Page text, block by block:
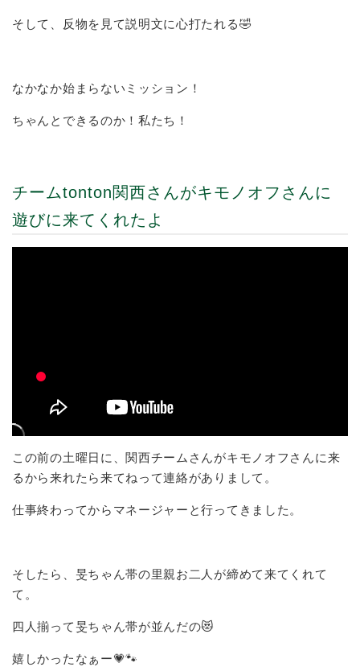
そして、反物を見て説明文に心打たれる🤣
なかなか始まらないミッション！
ちゃんとできるのか！私たち！
チームtonton関西さんがキモノオフさんに
遊びに来てくれたよ
この前の土曜日に、関西チームさんがキモノオフさんに来
るから来れたら来てねって連絡がありまして。
仕事終わってからマネージャーと行ってきました。
そしたら、旻ちゃん帯の里親お二人が締めて来てくれて
て。
四人揃って旻ちゃん帯が並んだの😻
嬉しかったなぁー💗🐾